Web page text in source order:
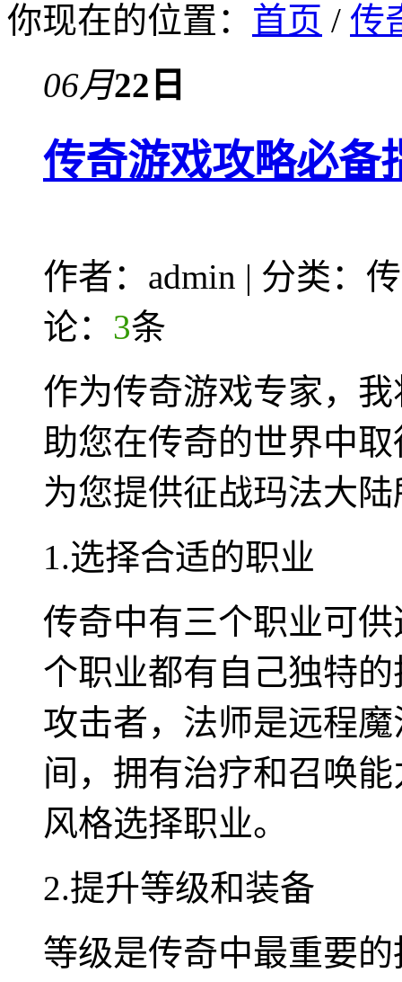
你现在的位置： 首页 / 传
06月22日
传奇游戏攻略必备
作者：admin | 分类：
论： 3条
作为传奇游戏专家，
助您在传奇的世界中
为您提供征战玛法大
1.选择合适的职业
传奇中有三个职业可
个职业都有自己独特
攻击者，法师是远程
间，拥有治疗和召唤
风格选择职业。
2.提升等级和装备
等级是传奇中最重要